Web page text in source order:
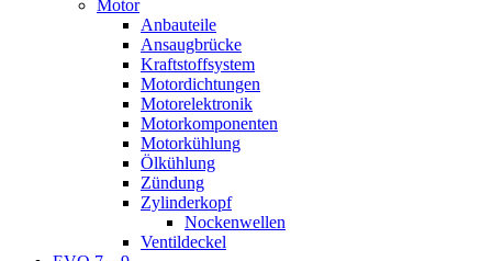
Motor
Anbauteile
Ansaugbrücke
Kraftstoffsystem
Motordichtungen
Motorelektronik
Motorkomponenten
Motorkühlung
Ölkühlung
Zündung
Zylinderkopf
Nockenwellen
Ventildeckel